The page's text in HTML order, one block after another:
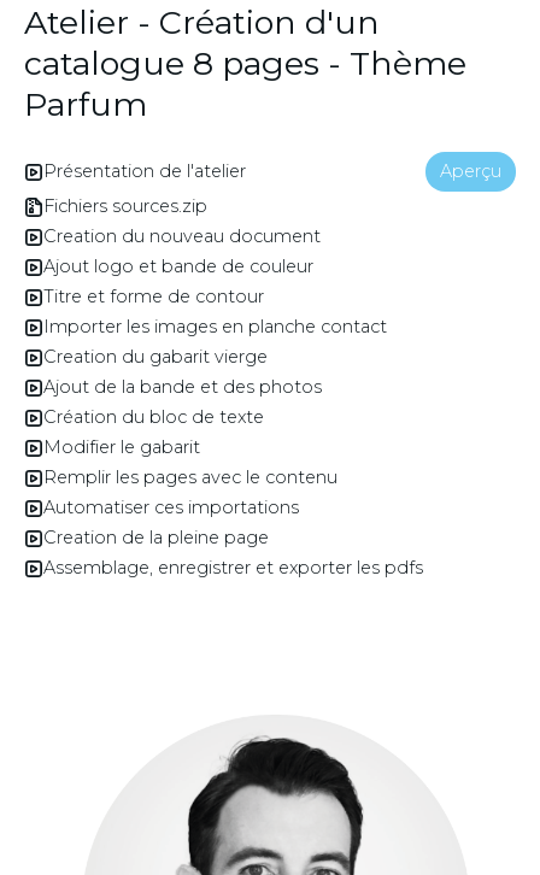
Atelier - Création d'un
catalogue 8 pages - Thème
Parfum
Présentation de l'atelier
Aperçu
Fichiers sources.zip
Creation du nouveau document
Ajout logo et bande de couleur
Titre et forme de contour
Importer les images en planche contact
Creation du gabarit vierge
Ajout de la bande et des photos
Création du bloc de texte
Modifier le gabarit
Remplir les pages avec le contenu
Automatiser ces importations
Creation de la pleine page
Assemblage, enregistrer et exporter les pdfs